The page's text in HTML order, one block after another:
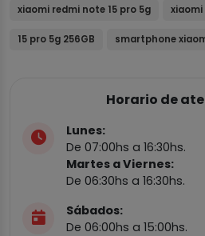
xiaomi redmi note 15 pro 5g xiaomi
15 pro 5g 256GB smartphone
Horario de
Lunes:
De 07:00hs a 16:30hs.
Martes a Viernes:
De 06:30hs a 16:30hs.
Sábados:
De 06:00hs a 15:00hs.